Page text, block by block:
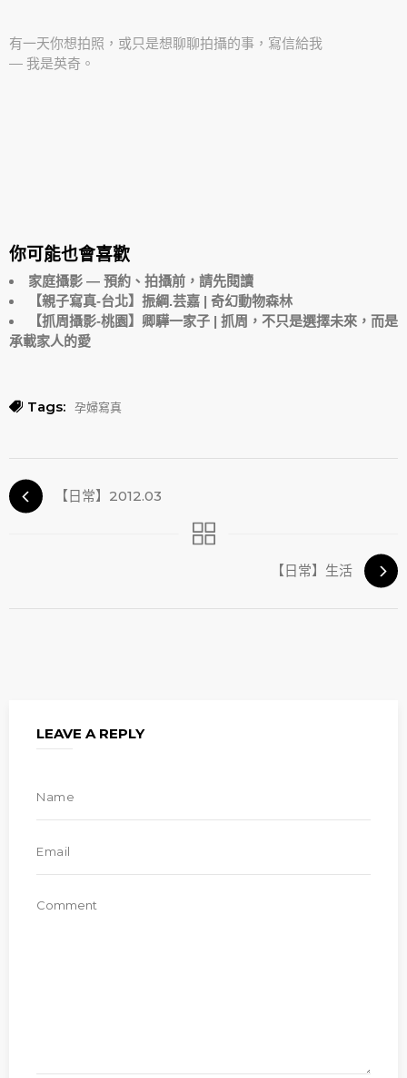
有一天你想拍照，或只是想聊聊拍攝的事，寫信給我
— 我是英奇。
你可能也會喜歡
家庭攝影 — 預約、拍攝前，請先閱讀
【親子寫真-台北】振綱.芸嘉 | 奇幻動物森林
【抓周攝影-桃園】卿驊一家子 | 抓周，不只是選擇未來，而是
承載家人的愛
Tags: 孕婦寫真
【日常】2012.03
【日常】生活
LEAVE A REPLY